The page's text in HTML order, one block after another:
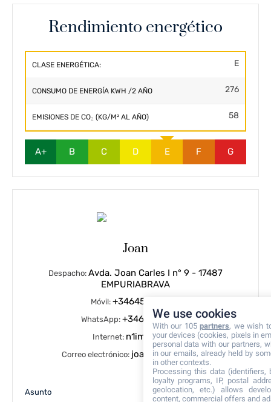
Rendimiento energético
CLASE ENERGÉTICA: E
CONSUMO DE ENERGÍA KWH /2 AÑO 276
EMISIONES DE CO₂ (KG/M² AL AÑO) 58
A+ B C D E F G
Joan
Despacho: Avda. Joan Carles I n° 9 - 17487
EMPURIABRAVA
Móvil: +34645803380
WhatsApp: +34645803380
Internet: n1immo.com
Correo electrónico: joan@n1immo.com
Asunto
We use cookies
With our 105partners, we wish
your devices (cookies, pixels in
personal data with our partners,
in our emails, already held by
in other contexts.
Processing this data (identifiers,
loyalty programs, IP, postal
geolocation, etc.) allows
content, commercial offers and